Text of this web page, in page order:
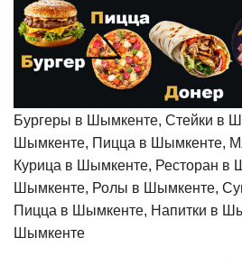
Бургеры в Шымкенте, Стейки в
Шымкенте, Пицца в Шымкенте,
Курица в Шымкенте, Ресторан в
Шымкенте, Ролы в Шымкенте,
Пицца в Шымкенте, Напитки в
Шымкенте